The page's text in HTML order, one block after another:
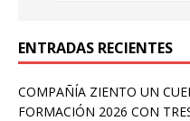
ENTRADAS RECIENTES
COMPAÑÍA ZIENTO UN
FORMACIÓN 2026 CON